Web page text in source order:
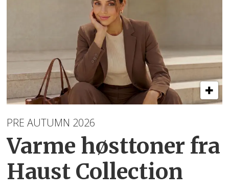
PRE AUTUMN 2026
Varme høsttoner fra
Haust Collection